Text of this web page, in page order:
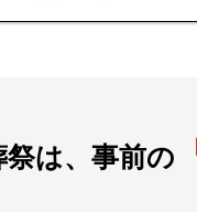
は、事前の